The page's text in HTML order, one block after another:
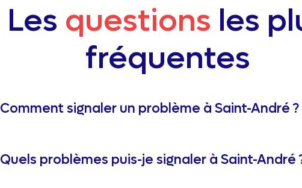
Les questions les
fréquentes
Comment signaler un problème à Saint-André ?
Quels problèmes puis-je signaler à Saint-André